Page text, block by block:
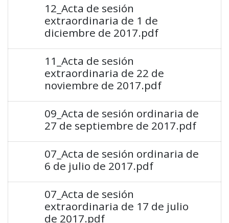
12_Acta de sesión
extraordinaria de 1 de
diciembre de 2017.pdf
11_Acta de sesión
extraordinaria de 22 de
noviembre de 2017.pdf
09_Acta de sesión ordinaria de
27 de septiembre de 2017.pdf
07_Acta de sesión ordinaria de
6 de julio de 2017.pdf
07_Acta de sesión
extraordinaria de 17 de julio
de 2017.pdf